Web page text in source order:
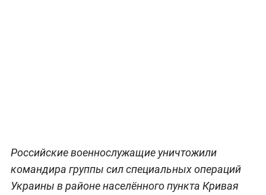
Российские военнослужащие уничтожили
командира группы сил специальных операций
Украины в районе населённого пункта Кривая